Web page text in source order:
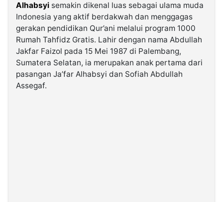
Kabarbaru.co
2026
Kabarbaru
Media
Holding
Alhabsyi semakin dikenal luas sebagai ulama muda
Indonesia yang aktif berdakwah dan menggagas
gerakan pendidikan Qur’ani melalui program 1000
Rumah Tahfidz Gratis. Lahir dengan nama Abdullah
Jakfar Faizol pada 15 Mei 1987 di Palembang,
Sumatera Selatan, ia merupakan anak pertama dari
pasangan Ja’far Alhabsyi dan Sofiah Abdullah
Assegaf.